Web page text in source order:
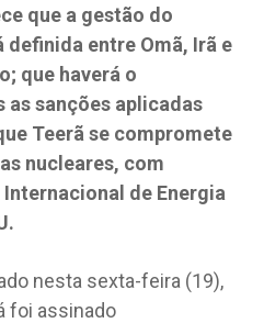
que a gestão do
definida entre Omã, Irã e
que haverá o
as sanções aplicadas
Teerã se compromete
nucleares, com
de Energia
nesta sexta-feira (19),
foi assinado